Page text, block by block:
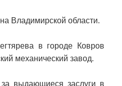
Владимирской области.
в городе Ковров
механический завод.
выдающиеся заслуги в